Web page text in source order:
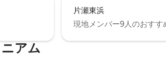
るので、くっつけると足元も
安心 ◎ほとんどの家具にコー
◎子供たちの楽しめる絵本や
にお部屋で休憩 👣鎌倉駅徒
ビニ徒歩１分 👣スーパー徒
ンビニ、パン屋
っています。カ
片瀬東浜
現地メンバー9人のおすす
アム